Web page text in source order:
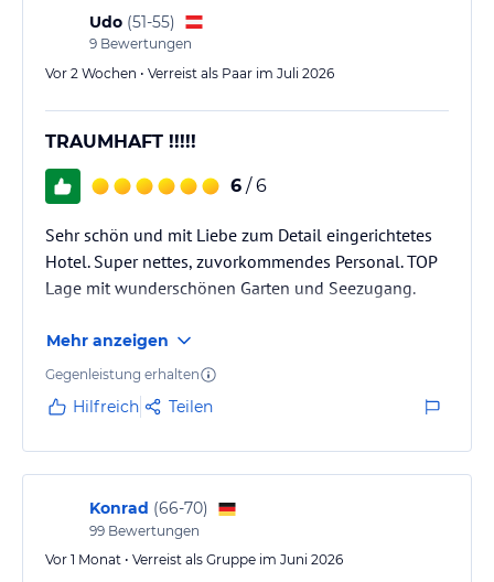
hauseigenen Fliegenfischereirevier an der Lieser, Tennis,
Tischtennis, Minigolf, Beach-Volleyballfelder, Golf (ermäßigtes
Sonstige Einrichtungen und Services
Reservierter Parkplatz
Kostenloses WLAN im gesamten Hotel
Kostenloser Transfer zwischen Bahnhof Spittal-Millstätter See und
Kostenloser Ski-Shuttle zum Skigebiet "Goldeck"
Kleine Kinderspielecke
Kleine Hausbibliothek
Hinweis: Allgemeine und unverbindliche
Hoteliers-/Veranstalter-/Kataloginformationen. Alle Angaben
ohne Gewähr und ohne Prüfung durch HolidayCheck. Bitte
lies vor der Buchung die verbindlichen
des
Udo (51-55)
9 Bewertungen
Vor 2 Wochen • Verreist als Paar im Juli 2026
TRAUMHAFT !!!!!
6 / 6
Sehr schön und mit Liebe zum Detail eingerichtetes
Hotel. Super nettes, zuvorkommendes Personal. TOP
Lage mit wunderschönen Garten und Seezugang.
Mehr anzeigen
Gegenleistung erhalten
Hilfreich Teilen
Konrad (66-70)
99 Bewertungen
Vor 1 Monat • Verreist als Gruppe im Juni 2026